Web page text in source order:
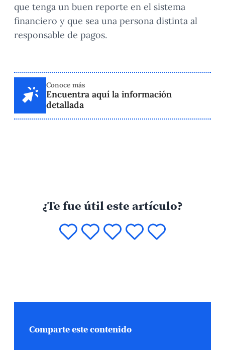
que tenga un buen reporte en el sistema
financiero y que sea una persona distinta al
responsable de pagos.
Conoce más
Encuentra aquí la información
detallada
¿Te fue útil este artículo?
Comparte este contenido